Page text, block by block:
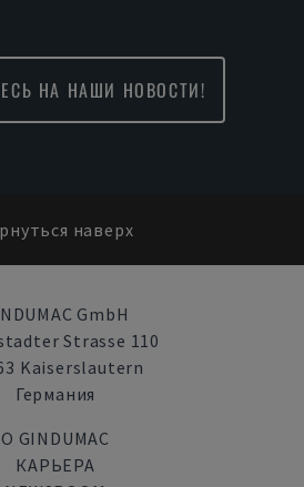
НА НАШИ НОВОСТИ!
наверх
GmbH
Strasse 110
Kaiserslautern
Германия
О GINDUMAC
КАРЬЕРА